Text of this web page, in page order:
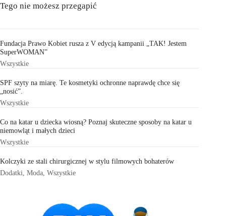
Tego nie możesz przegapić
Fundacja Prawo Kobiet rusza z V edycją kampanii „TAK! Jestem
SuperWOMAN”
Wszystkie
SPF szyty na miarę. Te kosmetyki ochronne naprawdę chce się
„nosić”.
Wszystkie
Co na katar u dziecka wiosną? Poznaj skuteczne sposoby na katar u
niemowląt i małych dzieci
Wszystkie
Kolczyki ze stali chirurgicznej w stylu filmowych bohaterów
Dodatki Moda Wszystkie